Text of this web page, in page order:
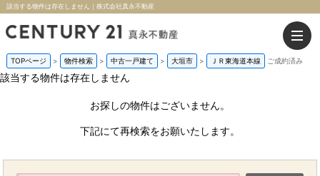
該当する物件は存在しません｜株式会社真永不動産
TOPページ > 物件検索 > 中古一戸建て > 大垣市 > ＪＲ東海道本線 ご成約済み
該当する物件は存在しません
お探しの物件はございません。
下記にて再検索をお願いたします。